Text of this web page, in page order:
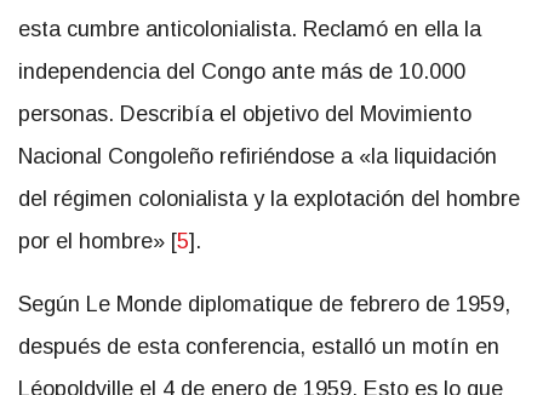
esta cumbre anticolonialista. Reclamó en ella la
independencia del Congo ante más de 10.000
personas. Describía el objetivo del Movimiento
Nacional Congoleño refiriéndose a «la liquidación
del régimen colonialista y la explotación del hombre
por el hombre» [5].
Según Le Monde diplomatique de febrero de 1959,
después de esta conferencia, estalló un motín en
Léopoldville el 4 de enero de 1959. Esto es lo que